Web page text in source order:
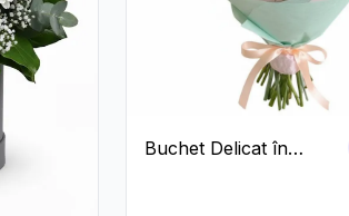
Buchet Delicat în